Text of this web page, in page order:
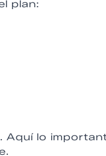
plan:
Aquí lo